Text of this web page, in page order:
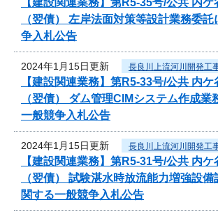
（翌債） 左岸法面対策等設計業務委
争入札公告
2024年1月15日更新 長良川上流河川開発工
【建設関連業務】第R5-33号/公共 内
（翌債） ダム管理CIMシステム作成業
一般競争入札公告
2024年1月15日更新 長良川上流河川開発工
【建設関連業務】第R5-31号/公共 内
（翌債） 試験湛水時放流能力増強設
関する一般競争入札公告